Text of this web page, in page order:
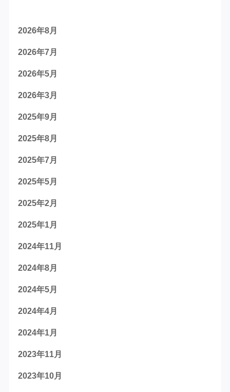
2026年8月
2026年7月
2026年5月
2026年3月
2025年9月
2025年8月
2025年7月
2025年5月
2025年2月
2025年1月
2024年11月
2024年8月
2024年5月
2024年4月
2024年1月
2023年11月
2023年10月